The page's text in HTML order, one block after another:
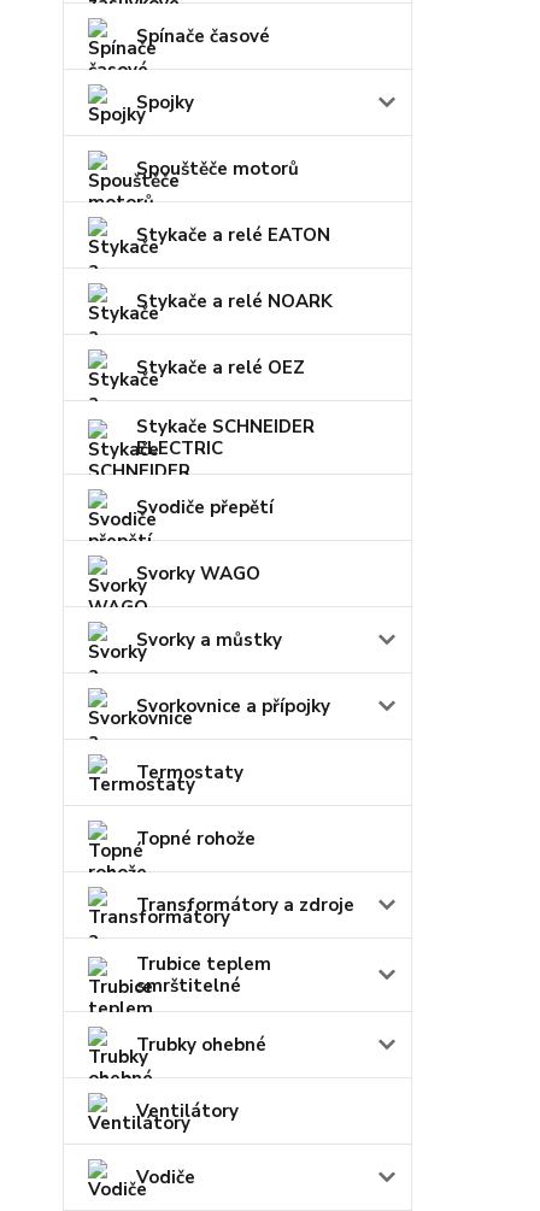
Spínače časové
Spojky
Spouštěče motorů
Stykače a relé EATON
Stykače a relé NOARK
Stykače a relé OEZ
Stykače SCHNEIDER
ELECTRIC
Svodiče přepětí
Svorky WAGO
Svorky a můstky
Svorkovnice a přípojky
Termostaty
Topné rohože
Transformátory a zdroje
Trubice teplem
smrštitelné
Trubky ohebné
Ventilátory
Vodiče